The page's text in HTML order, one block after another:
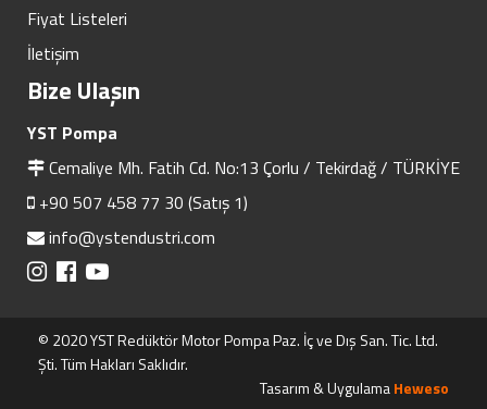
Fiyat Listeleri
İletişim
Bize Ulaşın
YST Pompa
Cemaliye Mh. Fatih Cd. No:13 Çorlu / Tekirdağ / TÜRKİYE
+90 507 458 77 30 (Satış 1)
info@ystendustri.com
© 2020 YST Redüktör Motor Pompa Paz. İç ve Dış San. Tic. Ltd.
Şti. Tüm Hakları Saklıdır.
Tasarım & UygulamaHeweso